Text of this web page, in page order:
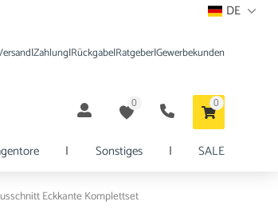
DE
|Zahlung|Rückgabe|Ratgeber|Gewerbekunden
0 0
| Sonstiges | SALE
Eckkante Komplettset